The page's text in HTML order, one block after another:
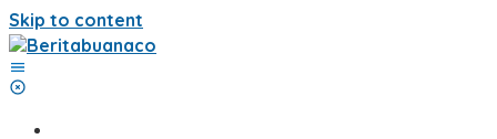
Skip to content